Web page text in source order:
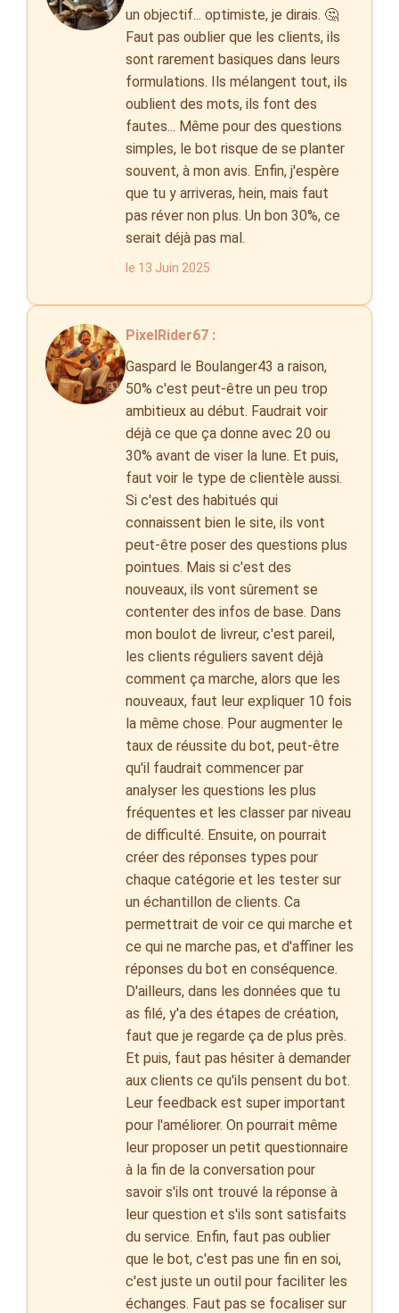
un objectif... optimiste, je dirais. 🤔
Faut pas oublier que les clients, ils
sont rarement basiques dans leurs
formulations. Ils mélangent tout, ils
oublient des mots, ils font des
fautes... Même pour des questions
simples, le bot risque de se planter
souvent, à mon avis. Enfin, j'espère
que tu y arriveras, hein, mais faut
pas réver non plus. Un bon 30%, ce
serait déjà pas mal.
le 13 Juin 2025
PixelRider67 :
Gaspard le Boulanger43 a raison,
50% c'est peut-être un peu trop
ambitieux au début. Faudrait voir
déjà ce que ça donne avec 20 ou
30% avant de viser la lune. Et puis,
faut voir le type de clientèle aussi.
Si c'est des habitués qui
connaissent bien le site, ils vont
peut-être poser des questions plus
pointues. Mais si c'est des
nouveaux, ils vont sûrement se
contenter des infos de base. Dans
mon boulot de livreur, c'est pareil,
les clients réguliers savent déjà
comment ça marche, alors que les
nouveaux, faut leur expliquer 10 fois
la même chose. Pour augmenter le
taux de réussite du bot, peut-être
qu'il faudrait commencer par
analyser les questions les plus
fréquentes et les classer par niveau
de difficulté. Ensuite, on pourrait
créer des réponses types pour
chaque catégorie et les tester sur
un échantillon de clients. Ca
permettrait de voir ce qui marche et
ce qui ne marche pas, et d'affiner les
réponses du bot en conséquence.
D'ailleurs, dans les données que tu
as filé, y'a des étapes de création,
faut que je regarde ça de plus près.
Et puis, faut pas hésiter à demander
aux clients ce qu'ils pensent du bot.
Leur feedback est super important
pour l'améliorer. On pourrait même
leur proposer un petit questionnaire
à la fin de la conversation pour
savoir s'ils ont trouvé la réponse à
leur question et s'ils sont satisfaits
du service. Enfin, faut pas oublier
que le bot, c'est pas une fin en soi,
c'est juste un outil pour faciliter les
échanges. Faut pas se focaliser sur